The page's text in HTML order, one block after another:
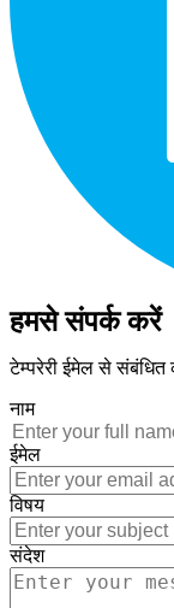
हमसे संपर्क करें
टेम्परेरी ईमेल से
नाम
ईमेल
विषय
संदेश